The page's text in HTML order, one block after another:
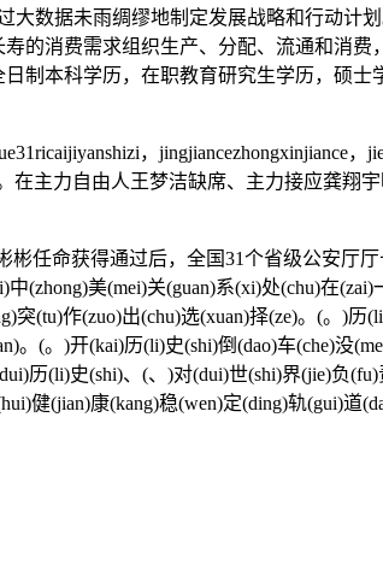
数据未雨绸缪地制定发展战略和行动计
的消费需求组织生产、分配、流通和消费
本科学历，在职教育研究生学历，硕士
，jingjiancezhongxinjiance，
主力自由人王梦洁缺席、主力接应龚翔
彬任命获得通过后，全国31个省级公
(zhong)美(mei)关(guan)系(xi)处(chu)在
(tu)作(zuo)出(chu)选(xuan)择(ze)。(。)历
。(。)开(kai)历(li)史(shi)倒(dao)车(che)没
历(li)史(shi)、(、)对(dui)世(shi)界(jie)负
健(jian)康(kang)稳(wen)定(ding)轨(gui)道